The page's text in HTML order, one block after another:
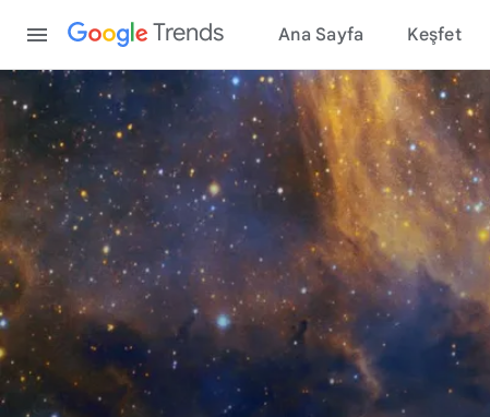
Trends Ana Sayfa Keşfet